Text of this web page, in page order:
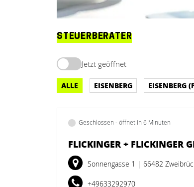
STEUERBERATER
Jetzt geöffnet
ALLE EISENBERG EISENBERG
Geschlossen - öffnet in 6 Minuten
FLICKINGER + FLICKINGER
Sonnengasse 1 | 66482
+49633292970